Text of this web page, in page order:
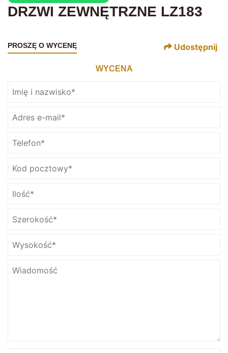
DRZWI ZEWNĘTRZNE LZ183
PROSZĘ O WYCENĘ Udostępnij
WYCENA